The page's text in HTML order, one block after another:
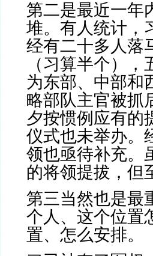
第二是最近一年
堆。有人统计，
经有二十多人落
（习算半个）
为东部、中部和
略部队主官被抓
夕按惯例应有的
仪式也未举办。
领也亟待补充。
的将领提拔，但
第三当然也是最
个人、这个位置
置、怎么安排。